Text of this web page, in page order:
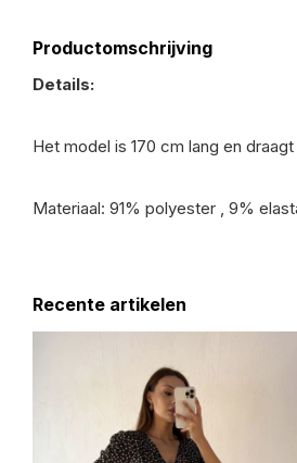
Productomschrijving
Details:
Het model is 170 cm lang en draagt
Materiaal: 91% polyester , 9%
Recente artikelen